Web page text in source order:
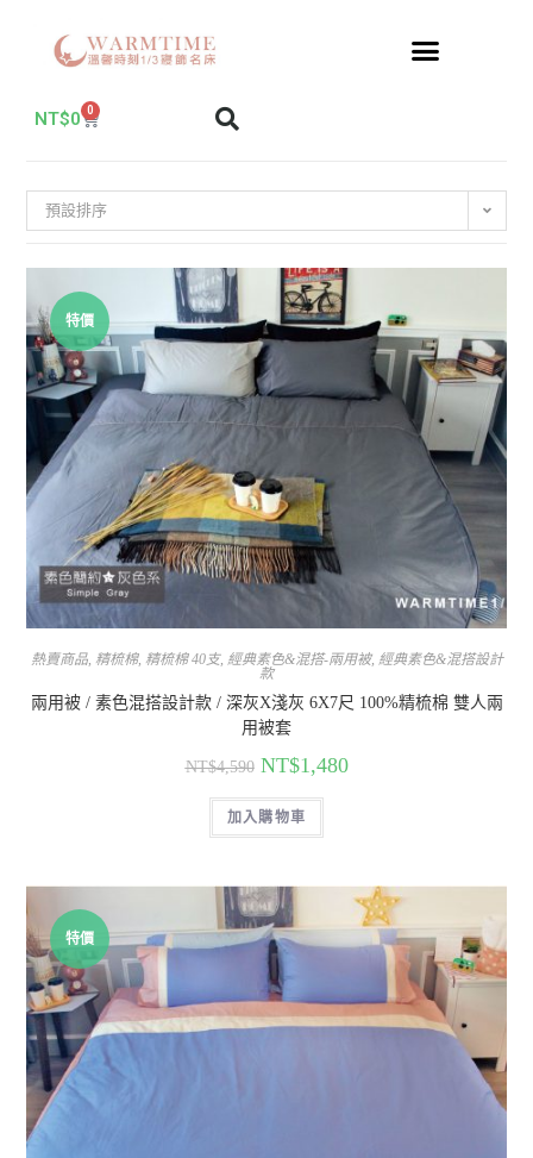
NT$0 0
預設排序
特價
熱賣商品, 精梳棉, 精梳棉 40支, 經典素色&混搭-兩用被, 經典素色&混搭設計
款
兩用被 / 素色混搭設計款 / 深灰X淺灰 6X7尺 100%精梳棉 雙人兩
用被套
NT$4,590 NT$1,480
加入購物車
特價